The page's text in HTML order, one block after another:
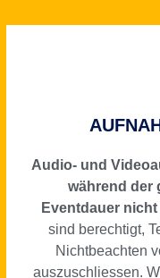
Audio- und
während der
Eventdauer
sind berechtigt,
Nichtbeachten
auszuschliessen.